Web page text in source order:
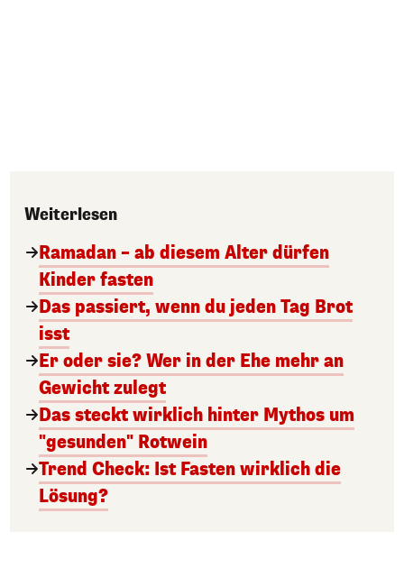
Weiterlesen
Ramadan – ab diesem Alter dürfen
Kinder fasten
Das passiert, wenn du jeden Tag Brot
isst
Er oder sie? Wer in der Ehe mehr an
Gewicht zulegt
Das steckt wirklich hinter Mythos um
"gesunden" Rotwein
Trend Check: Ist Fasten wirklich die
Lösung?